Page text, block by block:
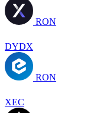
RON
DYDX
RON
XEC